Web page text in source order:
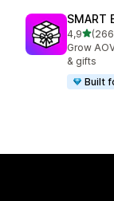
SMART
4,9/ 5
266
Grow
& gifts
Built